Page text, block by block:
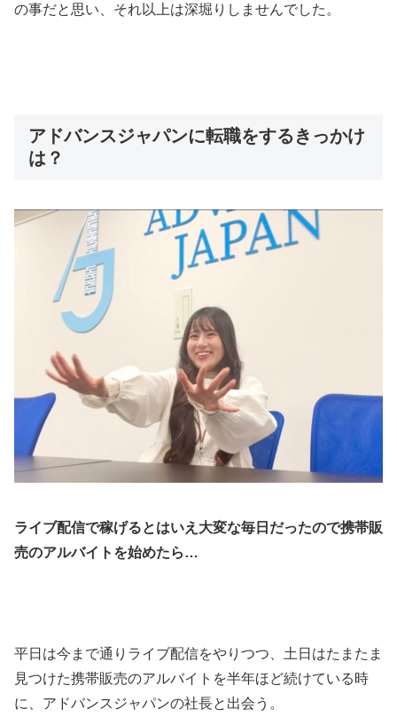
の事だと思い、それ以上は深堀りしませんでした。
アドバンスジャパンに転職をするきっかけ
は？
ライブ配信で稼げるとはいえ大変な毎日だったので携帯販
売のアルバイトを始めたら…
平日は今まで通りライブ配信をやりつつ、土日はたまたま
見つけた携帯販売のアルバイトを半年ほど続けている時
に、アドバンスジャパンの社長と出会う。